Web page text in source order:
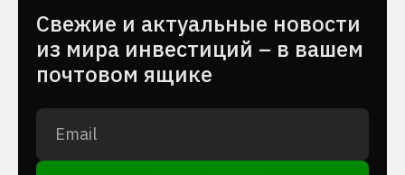
Cвежие и актуальные новости
из мира инвестиций – в вашем
почтовом ящике